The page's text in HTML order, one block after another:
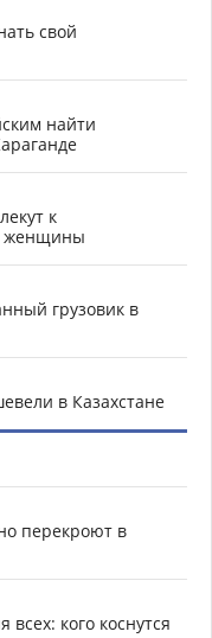
свой
найти
к
женщины
грузовик в
в Казахстане
перекроют в
кого коснутся